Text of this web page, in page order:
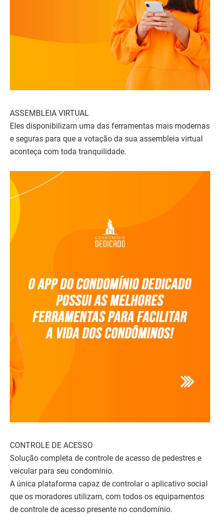
ASSEMBLEIA VIRTUAL
Eles disponibilizam uma das ferramentas mais modernas
e seguras para que a votação da sua assembleia virtual
aconteça com toda tranquilidade.
CONTROLE DE ACESSO
Solução completa de controle de acesso de pedestres e
veicular para seu condomínio.
A única plataforma capaz de controlar o aplicativo social
que os moradores utilizam, com todos os equipamentos
de controle de acesso presente no condomínio.